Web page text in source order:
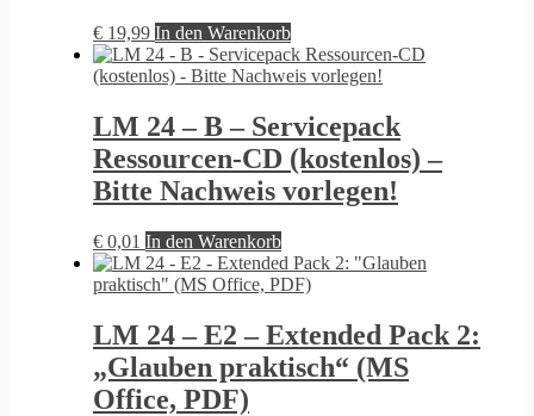
€ 19,99 In den Warenkorb
LM 24 – B – Servicepack
Ressourcen-CD (kostenlos) –
Bitte Nachweis vorlegen!
€ 0,01 In den Warenkorb
LM 24 – E2 – Extended Pack 2:
„Glauben praktisch“ (MS
Office, PDF)